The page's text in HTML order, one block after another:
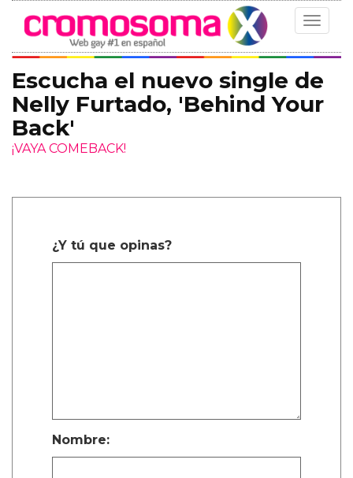
Toggle
Escucha el nuevo single de
Nelly Furtado, 'Behind Your
Back'
¡VAYA COMEBACK!
¿Y tú que opinas?
Nombre: